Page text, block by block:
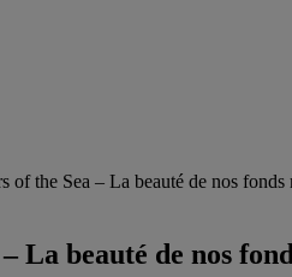
of the Sea – La beauté de nos fonds
La beauté de nos